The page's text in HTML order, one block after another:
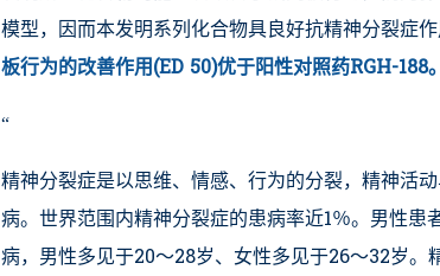
模型，因而本发明系列化合物具良好抗精神分裂症作
板行为的改善作用(ED 50)优于阳性对照药RGH-188。
“
精神分裂症是以思维、情感、行为的分裂，精神活
病。世界范围内精神分裂症的患病率近1％。男性
病，男性多见于20～28岁、女性多见于26～32岁